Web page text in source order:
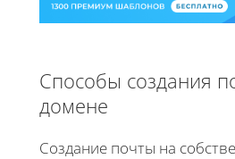
Способы создания
домене
Создание почты на